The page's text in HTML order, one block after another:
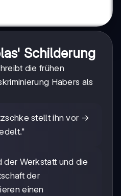
Schilderung
die frühen
Habers als
stellt ihn vor →
der Werkstatt und die
der
einen